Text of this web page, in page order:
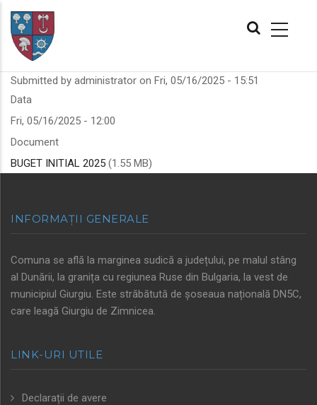
Skip
main
content
NAVIGATION
Submitted by administrator on Fri, 05/16/2025 - 15:51
Data
Fri, 05/16/2025 - 12:00
Document
BUGET INITIAL 2025 (1.55 MB)
INFORMAȚII GENERALE
Comuna se află la marginea sudică a județului, pe malul stâng
al Dunării, la granița cu regiunea Ruse din Bulgaria, la vest de
municipiul Giurgiu. Este străbătută de șoseaua națională DN5C,
care leagă Giurgiu de Zimnicea.
LINK-URI UTILE
Declarații de avere